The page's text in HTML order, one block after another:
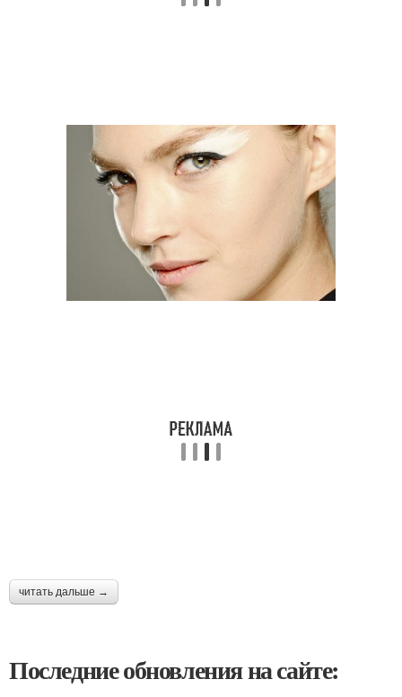
читать дальше →
Последние обновления на сайте: